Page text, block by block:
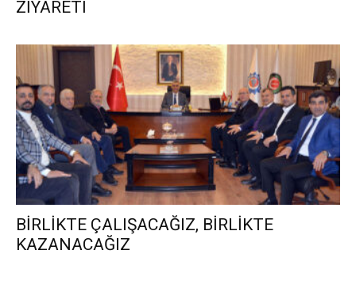
ZİYARETİ
BİRLİKTE ÇALIŞACAĞIZ, BİRLİKTE
KAZANACAĞIZ